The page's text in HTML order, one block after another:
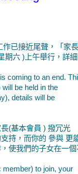
已接近尾聲，「家長
期六 )上午舉行，詳
coming to an end.
be held in the
details will be
(基本會員 ) 撥冗光
持，而你的 參與 更
使我們的子女在一個
to join, your